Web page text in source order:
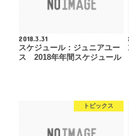
2018.3.31
スケジュール：ジュニアユー
ス 2018年年間スケジュール
トピックス